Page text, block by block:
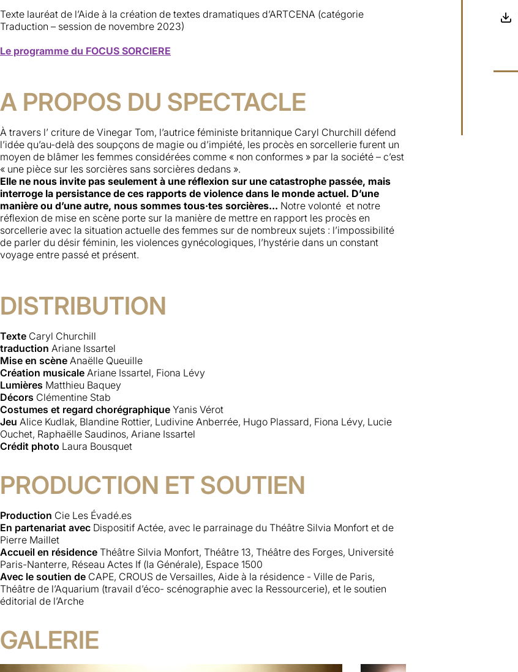
Texte lauréat de l’Aide à la création de textes dramatiques d’ARTCENA (catégorie
Traduction – session de novembre 2023)
Le programme du FOCUS SORCIERE
A PROPOS DU SPECTACLE
À travers l’ criture de Vinegar Tom, l’autrice féministe britannique Caryl Churchill défend
l’idée qu’au-delà des soupçons de magie ou d’impiété, les procès en sorcellerie furent un
moyen de blâmer les femmes considérées comme « non conformes » par la société – c’est
« une pièce sur les sorcières sans sorcières dedans ».
Elle ne nous invite pas seulement à une réflexion sur une catastrophe passée, mais
interroge la persistance de ces rapports de violence dans le monde actuel. D’une
manière ou d’une autre, nous sommes tous·tes sorcières... Notre volonté et notre
réflexion de mise en scène porte sur la manière de mettre en rapport les procès en
sorcellerie avec la situation actuelle des femmes sur de nombreux sujets : l’impossibilité
de parler du désir féminin, les violences gynécologiques, l’hystérie dans un constant
voyage entre passé et présent.
DISTRIBUTION
Texte Caryl Churchill
traduction Ariane Issartel
Mise en scène Anaëlle Queuille
Création musicale Ariane Issartel, Fiona Lévy
Lumières Matthieu Baquey
Décors Clémentine Stab
Costumes et regard chorégraphique Yanis Vérot
Jeu Alice Kudlak, Blandine Rottier, Ludivine Anberrée, Hugo Plassard, Fiona Lévy, Lucie
Ouchet, Raphaëlle Saudinos, Ariane Issartel
Crédit photo Laura Bousquet
PRODUCTION ET SOUTIEN
Production Cie Les Évadé.es
En partenariat avec Dispositif Actée, avec le parrainage du Théâtre Silvia Monfort et de
Pierre Maillet
Accueil en résidence Théâtre Silvia Monfort, Théâtre 13, Théâtre des Forges, Université
Paris-Nanterre, Réseau Actes If (la Générale), Espace 1500
Avec le soutien de CAPE, CROUS de Versailles, Aide à la résidence - Ville de Paris,
Théâtre de l’Aquarium (travail d’éco- scénographie avec la Ressourcerie), et le soutien
éditorial de l’Arche
GALERIE